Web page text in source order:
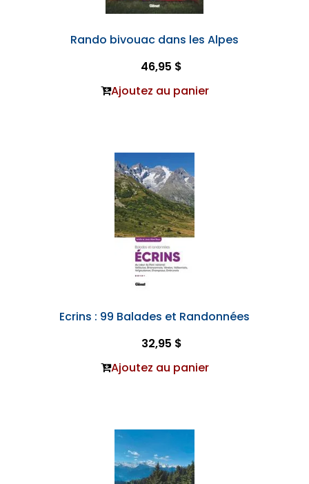
Rando bivouac dans les Alpes
46,95 $
Ajoutez au panier
Ecrins : 99 Balades et Randonnées
32,95 $
Ajoutez au panier